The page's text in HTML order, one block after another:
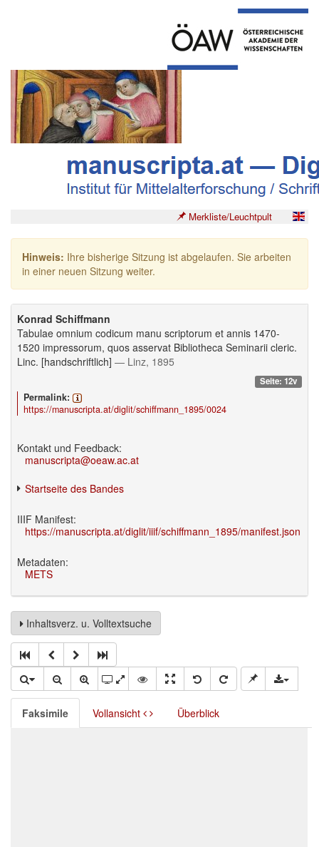
Merkliste/Leuchtpult
Hinweis: Ihre bisherige Sitzung ist abgelaufen. Sie arbeiten
in einer neuen Sitzung weiter.
Konrad Schiffmann
Tabulae omnium codicum manu scriptorum et annis 1470-
1520 impressorum, quos asservat Bibliotheca Seminarii cleric.
Linc. [handschriftlich] — Linz, 1895
Seite: 12v
Permalink:
https://manuscripta.at/diglit/schiffmann_1895/0024
Kontakt und Feedback:
manuscripta@oeaw.ac.at
Startseite des Bandes
IIIF Manifest:
https://manuscripta.at/diglit/iiif/schiffmann_1895/manifest.json
Metadaten:
METS
Inhaltsverz. u. Volltextsuche
Faksimile Vollansicht Überblick